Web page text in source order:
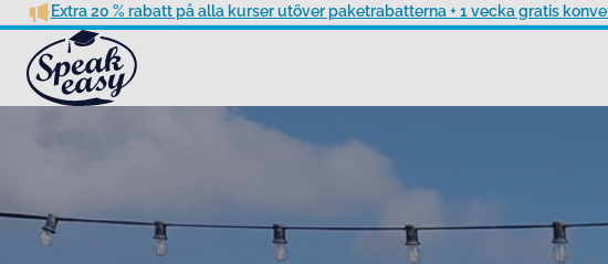
Extra 20 % rabatt på alla kurser utöver paketrabatterna + 1 vecka gratis